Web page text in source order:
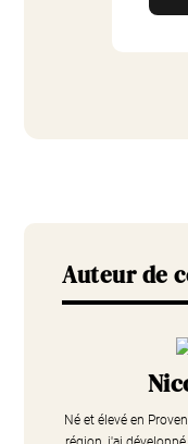
Auteur de
Né et élevé en